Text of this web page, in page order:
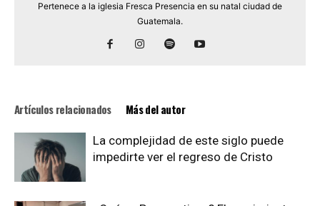
Pertenece a la iglesia Fresca Presencia en su natal ciudad de
Guatemala.
Artículos relacionados Más del autor
La complejidad de este siglo puede
impedirte ver el regreso de Cristo